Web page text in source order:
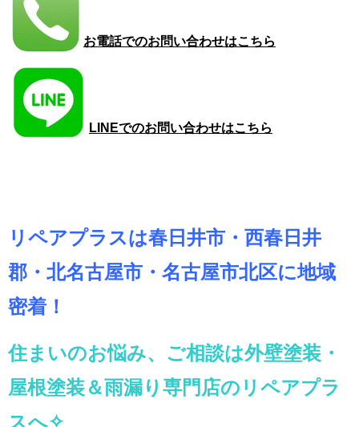
お電話でのお問い合わせはこちら
LINEでのお問い合わせはこちら
リペアプラスは春日井市・西春日井
郡・北名古屋市・名古屋市北区に地域
密着！
住まいのお悩み、ご相談は外壁塗装・
屋根塗装＆雨漏り専門店のリペアプラ
スへ✧